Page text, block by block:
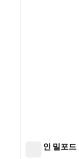
햄튼 인 밀포드